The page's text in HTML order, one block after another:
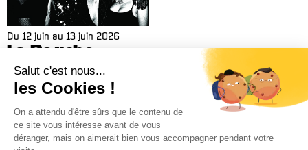
Du 12 juin au 13 juin 2026
La Bouche
Cabaret
La Bouche cabaret
Billetterie 02 38 81 01 00 (du mardi au vendredi de 14h à 18h)
Administration 02 38 62 15 55 –cdn@cdn-orleans.com
CDN Orléans / Centre-Val de Loire Boulevard Pierre Ségelle 45000 Orléans